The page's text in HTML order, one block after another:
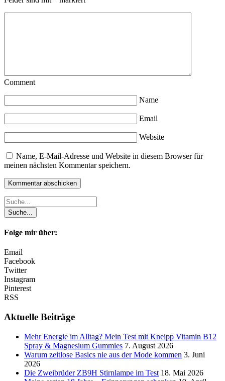
Comment
Name
Email
Website
Name, E-Mail-Adresse und Website in diesem Browser für
meinen nächsten Kommentar speichern.
Folge mir über:
Email
Facebook
Twitter
Instagram
Pinterest
RSS
Aktuelle Beiträge
Mehr Energie im Alltag? Mein Test mit Kneipp Vitamin B12
Spray & Magnesium Gummies 7. August 2026
Warum zeitlose Basics nie aus der Mode kommen 3. Juni
2026
Die Zweibrüder ZB9H Stirnlampe im Test 18. Mai 2026